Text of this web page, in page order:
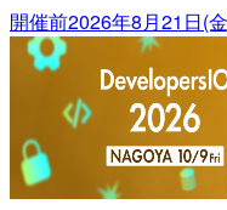
開催前2026年8月21日(